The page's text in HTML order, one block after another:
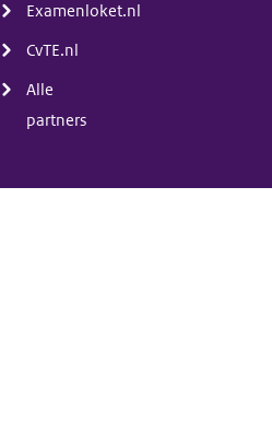
Examenloket.nl
CvTE.nl
Alle
partners